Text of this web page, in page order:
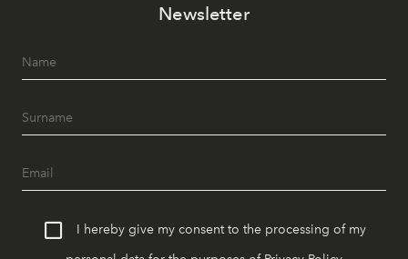
Newsletter
I hereby give my consent to the processing of my